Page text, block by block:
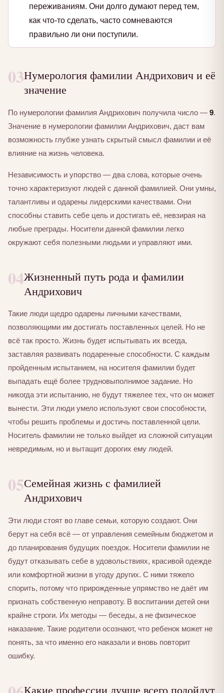
переживаниям. Они долго думают перед тем,
как что-то сделать, часто сомневаются
правильно ли они поступили.
03Нумерология фамилии Андрихович и её
значение
По нумерологии фамилия Андрихович получила число — 9.
Значение в нумерологии фамилии Андрихович, даст вам
возможность глубже узнать скрытый смысл фамилии и её
влияние на жизнь человека.
Независимость и упорство — два слова, которые очень
точно характеризуют людей с данной фамилией. Они умны,
талантливы и одарены лидерскими качествами. Они
способны ставить себе цель и достигать её, невзирая на
любые преграды. Носители данной фамилии легко
окружают себя полезными людьми и управляют ими.
04Жизненный путь рода и фамилии
Андрихович
Такие люди щедро одарены личными качествами,
позволяющими им достигать поставленных целей. Но не
всё так просто. Жизнь будет испытывать их всегда,
заставляя развивать подаренные способности. С каждым
пройденным испытанием, на носителя фамилии будет
выпадать ещё более трудновыполнимое задание. Но
никогда эти испытанию, не будут тяжелее тех, что он может
вынести. Эти люди умело используют свои способности,
чтобы решить проблемы и достичь поставленной цели.
Носитель фамилии не только выйдет из сложной ситуации
невредимым, но и вытащит дорогих ему людей.
05Семейная жизнь с фамилией
Андрихович
Эти люди стоят во главе семьи, которую создают. Они
берут на себя всё — от управления семейным бюджетом и
до планирования будущих поездок. Носители фамилии не
будут отказывать себе в удовольствиях, красивой одежде
или комфортной жизни в угоду других. С ними тяжело
спорить, потому что прирожденные упрямство не даёт им
признать собственную неправоту. В воспитании детей они
крайне строги. Их методы — беседы, а не физическое
наказание. Такие родители осознают, что ребенок может не
понять, за что именно его наказали и вновь повторит
ошибку.
Какие профессии лучше всего подойдут